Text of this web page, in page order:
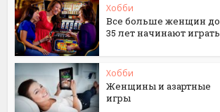
Хобби
Все больше женщин до
35 лет начинают играть
Хобби
Женщины и азартные
игры